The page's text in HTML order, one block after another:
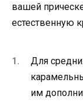
вашей
естественную
Для
им